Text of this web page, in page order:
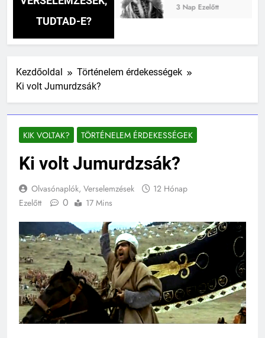
TUDTAD-E?
3 Nap Ezelőtt
Kezdőoldal
Történelem érdekességek
Ki volt Jumurdzsák?
KIK VOLTAK? TÖRTÉNELEM ÉRDEKESSÉGEK
Ki volt Jumurdzsák?
Olvasónaplók, Verselemzések
12 Hónap
Ezelőtt
0 17 Mins